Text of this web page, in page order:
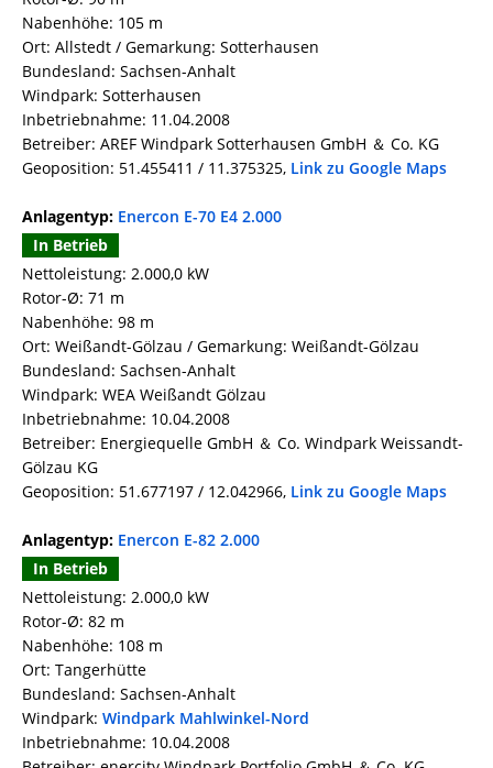
Nabenhöhe: 105 m
Ort: Allstedt / Gemarkung: Sotterhausen
Bundesland: Sachsen-Anhalt
Windpark: Sotterhausen
Inbetriebnahme: 11.04.2008
Betreiber: AREF Windpark Sotterhausen GmbH ＆ Co. KG
Geoposition: 51.455411 / 11.375325, Link zu Google Maps
Anlagentyp: Enercon E-70 E4 2.000
In Betrieb
Nettoleistung: 2.000,0 kW
Rotor-Ø: 71 m
Nabenhöhe: 98 m
Ort: Weißandt-Gölzau / Gemarkung: Weißandt-Gölzau
Bundesland: Sachsen-Anhalt
Windpark: WEA Weißandt Gölzau
Inbetriebnahme: 10.04.2008
Betreiber: Energiequelle GmbH ＆ Co. Windpark Weissandt-
Gölzau KG
Geoposition: 51.677197 / 12.042966, Link zu Google Maps
Anlagentyp: Enercon E-82 2.000
In Betrieb
Nettoleistung: 2.000,0 kW
Rotor-Ø: 82 m
Nabenhöhe: 108 m
Ort: Tangerhütte
Bundesland: Sachsen-Anhalt
Windpark: Windpark Mahlwinkel-Nord
Inbetriebnahme: 10.04.2008